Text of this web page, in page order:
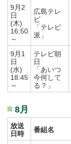
9月2
日
(木)
16:50
～
広島テレ
ビ
「テレビ
派」
9月1
日
(水)
18:45
～
テレビ朝
日
「あいつ
今何して
る？」
8月
放送
日時
番組名